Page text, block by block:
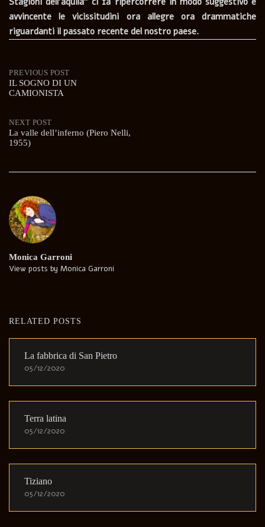
avvincente le vicissitudini ora allegre ora drammatiche
riguardanti il passato recente del nostro paese.
Post
PREVIOUS POST
IL SOGNO DI UN
CAMIONISTA
NEXT POST
La valle dell’inferno (Piero Nelli,
1955)
Monica Garroni
View posts by Monica Garroni
RELATED POSTS
La fabbrica di San Pietro
05/12/2020
Terra latina
05/12/2020
Tiziano
05/12/2020